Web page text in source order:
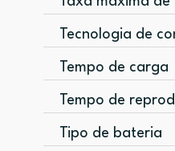
30 fps (1)
Tecnologia de
Sem fios (3)
True Wireless
Tempo de carga
2 h (3)
Tempo de
8 h (3)
Tipo de bateria